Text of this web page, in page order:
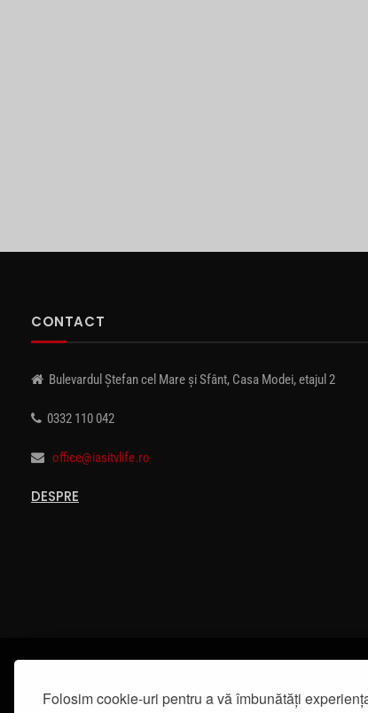
Folosim cookie-uri pentru a vă îmbunătăți
CONTACT
Bulevardul Ștefan cel Mare și Sfânt, Casa Modei, etajul 2
0332 110 042
office@iasitvlife.ro
DESPRE